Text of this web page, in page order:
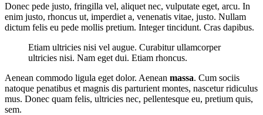
Donec pede justo, fringilla vel, aliquet nec, vulputate eget, arcu. In
enim justo, rhoncus ut, imperdiet a, venenatis vitae, justo. Nullam
dictum felis eu pede mollis pretium. Integer tincidunt. Cras dapibus.
Etiam ultricies nisi vel augue. Curabitur ullamcorper
ultricies nisi. Nam eget dui. Etiam rhoncus.
Aenean commodo ligula eget dolor. Aenean massa. Cum sociis
natoque penatibus et magnis dis parturient montes, nascetur ridiculus
mus. Donec quam felis, ultricies nec, pellentesque eu, pretium quis,
sem.